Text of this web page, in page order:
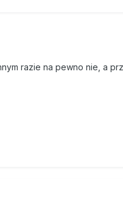
razie na pewno nie, a